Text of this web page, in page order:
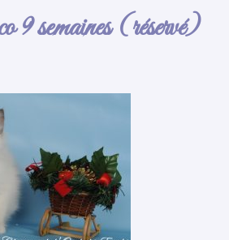
9 semaines (réservé)